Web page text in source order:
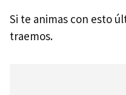
Si te animas con esto
traemos.